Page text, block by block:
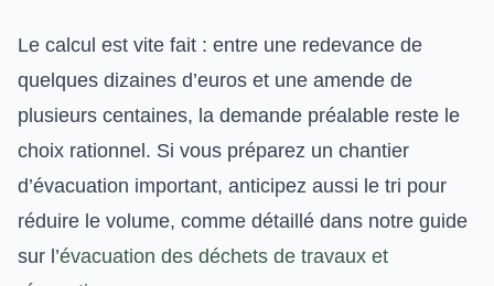
Le calcul est vite fait : entre une redevance de
quelques dizaines d’euros et une amende de
plusieurs centaines, la demande préalable reste le
choix rationnel. Si vous préparez un chantier
d’évacuation important, anticipez aussi le tri pour
réduire le volume, comme détaillé dans notre guide
sur l’évacuation des déchets de travaux et